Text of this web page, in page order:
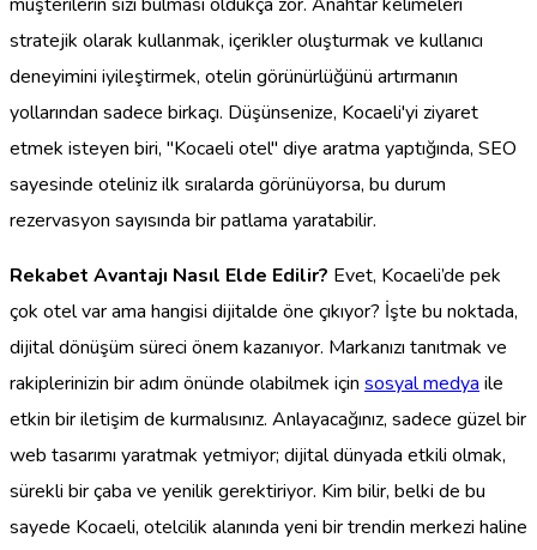
stratejik olarak kullanmak, içerikler oluşturmak ve kullanıcı
deneyimini iyileştirmek, otelin görünürlüğünü artırmanın
yollarından sadece birkaçı. Düşünsenize, Kocaeli'yi ziyaret
etmek isteyen biri, "Kocaeli otel" diye aratma yaptığında, SEO
sayesinde oteliniz ilk sıralarda görünüyorsa, bu durum
rezervasyon sayısında bir patlama yaratabilir.
Rekabet Avantajı Nasıl Elde Edilir? Evet, Kocaeli’de pek
çok otel var ama hangisi dijitalde öne çıkıyor? İşte bu noktada,
dijital dönüşüm süreci önem kazanıyor. Markanızı tanıtmak ve
rakiplerinizin bir adım önünde olabilmek için sosyal medya ile
etkin bir iletişim de kurmalısınız. Anlayacağınız, sadece güzel bir
web tasarımı yaratmak yetmiyor; dijital dünyada etkili olmak,
sürekli bir çaba ve yenilik gerektiriyor. Kim bilir, belki de bu
sayede Kocaeli, otelcilik alanında yeni bir trendin merkezi haline